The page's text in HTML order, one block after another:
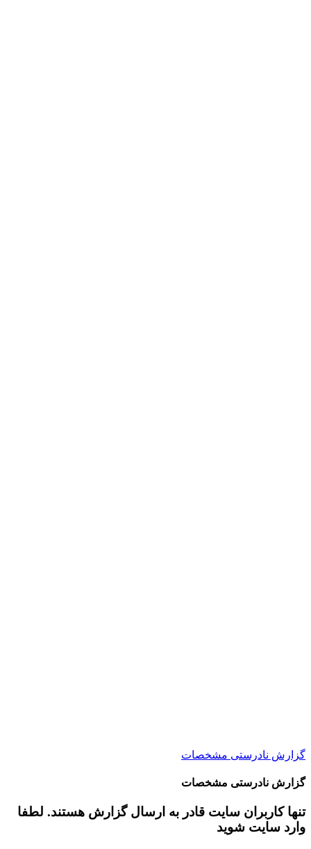
گزارش نادرستی مشخصات
گزارش نادرستی مشخصات
تنها کاربران سایت قادر به ارسال گزارش هستند. لطفا
وارد سایت شوید